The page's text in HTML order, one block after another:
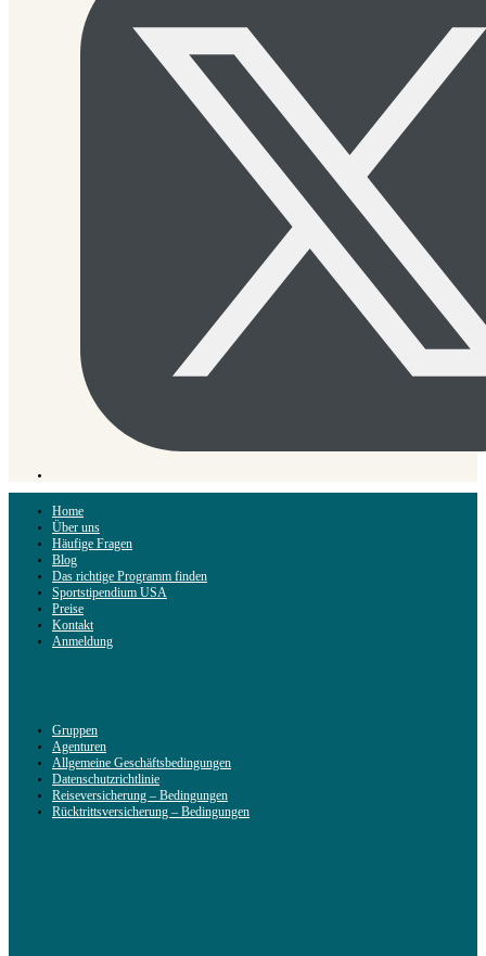
Home
Über uns
Häufige Fragen
Blog
Das richtige Programm finden
Sportstipendium USA
Preise
Kontakt
Anmeldung
Gruppen
Agenturen
Allgemeine Geschäftsbedingungen
Datenschutzrichtlinie
Reiseversicherung – Bedingungen
Rücktrittsversicherung – Bedingungen